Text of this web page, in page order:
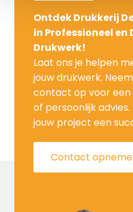
Ontdek Drukkerij
in Professioneel en
Drukwerk!
Laat ons je helpen
jouw drukwerk.
contact op voor
of persoonlijk
jouw project een
Contact